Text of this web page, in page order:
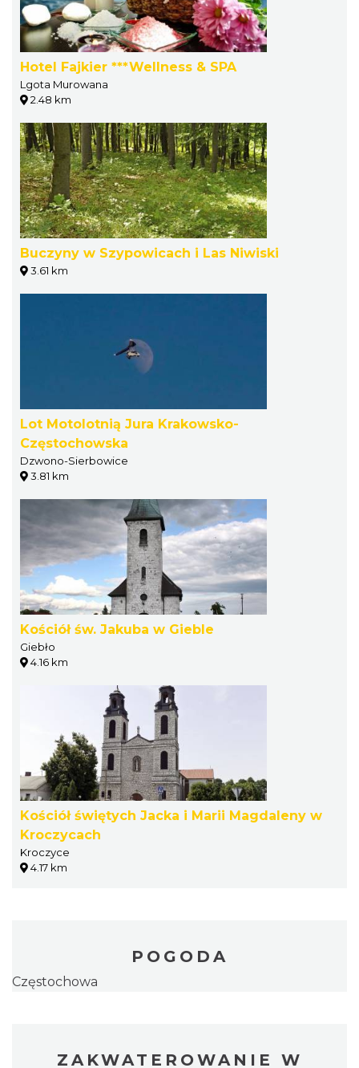
Hotel Fajkier ***Wellness & SPA
Lgota Murowana
2.48 km
Buczyny w Szypowicach i Las Niwiski
3.61 km
Lot Motolotnią Jura Krakowsko-
Częstochowska
Dzwono-Sierbowice
3.81 km
Kościół św. Jakuba w Gieble
Giebło
4.16 km
Kościół świętych Jacka i Marii Magdaleny w
Kroczycach
Kroczyce
4.17 km
POGODA
Częstochowa
ZAKWATEROWANIE W